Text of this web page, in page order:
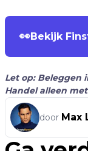
👀Bekijk
Let op: Beleggen
Handel alleen
door Max